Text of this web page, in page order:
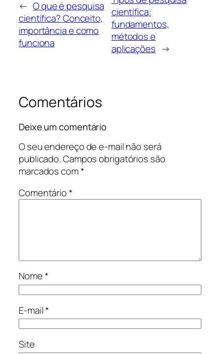
← O que é pesquisa
científica? Conceito,
importância e como
funciona
científica:
fundamentos,
métodos e
aplicações →
Comentários
Deixe um comentário
O seu endereço de e-mail não será
publicado.Campos obrigatórios são
marcados com*
Comentário*
Nome*
E-mail*
Site